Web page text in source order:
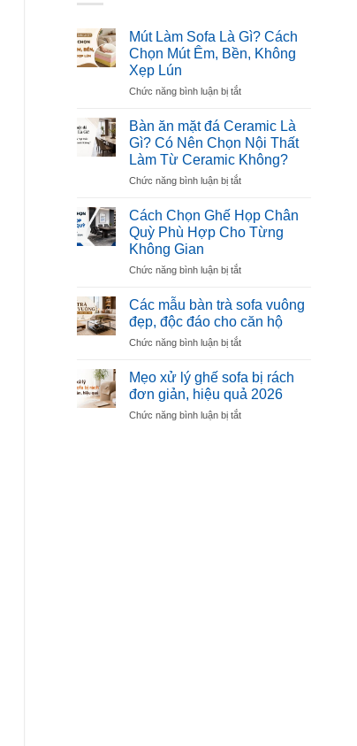
Mút Làm Sofa Là Gì? Cách
Chọn Mút Êm, Bền, Không
Xẹp Lún
Chức năng bình luận bị tắtở
Sofa
Là
Gì?
Cách
Mút
Êm,
Bền,
Xẹp
Bàn ăn mặt đá Ceramic Là
Gì? Có Nên Chọn Nội Thất
Làm Từ Ceramic Không?
Chức năng bình luận bị tắtở
ăn
mặt
đá
Là
Có
Nên
Chọn
Nội
Làm
Từ
Không?
Cách Chọn Ghế Họp Chân
Quỳ Phù Hợp Cho Từng
Không Gian
Chức năng bình luận bị tắtở
Chọn
Ghế
Họp
Chân
Phù
Hợp
Từng
Các mẫu bàn trà sofa vuông
đẹp, độc đáo cho căn hộ
Chức năng bình luận bị tắtở
mẫu
bàn
trà
sofa
Mẹo xử lý ghế sofa bị rách
đơn giản, hiệu quả 2026
Chức năng bình luận bị tắtở